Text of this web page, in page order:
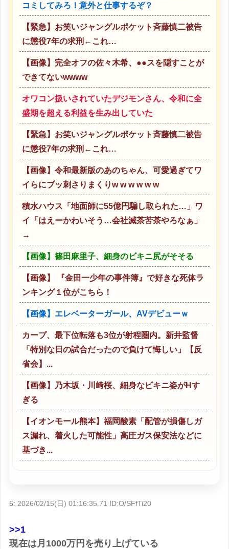
コミしてみろ！意外と仕事するぞ？
【緊急】お笑いジャングルポケット斉藤慎二被告
に懲役7年の求刑←これ…
【画像】完全オフの佐々木希、●●スを隠すことが
できてないwwww
オワコン扱いされていたデジモンさん、令和に全
盛期を超える利益を生み出していた
【緊急】お笑いジャングルポケット斉藤慎二被告
に懲役7年の求刑←これ…
【画像】令和最新版のあのちゃん、可愛過ぎてワ
イらにブッ刺さりまくりw w w w w w
積水ハウス「地面師に55億円騙し取られた…」ワ
イ「はえーかわいそう…会社滅茶苦茶やろなぁ」
→
【画像】篠田麻里子、細身のビキニ尻がそそる
【画像】 『金田一少年の事件簿』で好きな死体ラ
ンキング１位がこちら！
【画像】エレベーターガール、AVデビューｗ
カープ、最下位転落も3位が射程圏内。新井監督
「特別な日の試合だったので負けて悔しい」【反
省会】...
【画像】乃木坂・川﨑桜、細身なビキニ姿がHす
ぎる
【イオンモール熊本】福岡酸素「配管が損傷しガ
ス漏れ、着火した可能性」高圧ガス保安法などに
基づき...
5: 2026/02/15(日) 01:16:35.71 ID:O/SFfTi20
>>1
現在は月1000万円を売り上げている